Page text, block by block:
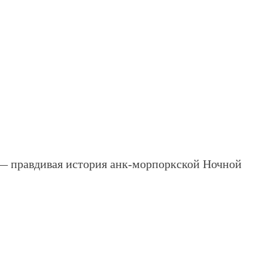
правдивая история анк-морпоркской Ночной